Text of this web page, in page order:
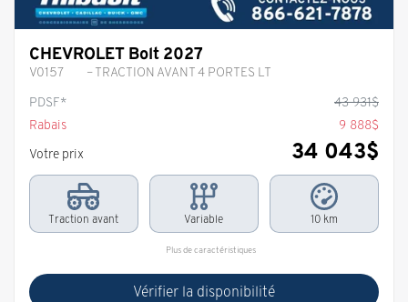
CHEVROLET Bolt 2027
V0157
– TRACTION AVANT 4 PORTES LT
PDSF*
43 931$
Rabais
9 888$
Votre prix
34 043$
Traction avant Variable 10 km
Plus de caractéristiques
Vérifier la disponibilité